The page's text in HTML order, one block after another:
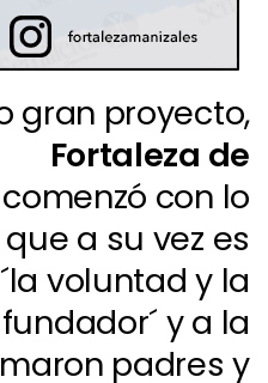
gran proyecto,
Fortaleza de
comenzó con lo
a su vez es
la voluntad y la
y a la
padres y